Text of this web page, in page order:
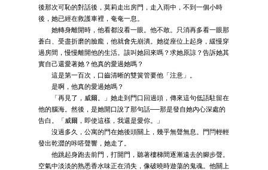
後那次可恥的對話後，莫莉走出房門，走入雨中，不到一個小時
後，她已經在救護車裡，奄奄一息。
她轉身離開時，他看都沒看一眼。他不敢。只消再多看一眼那
蒼白、受盡折磨的臉龐，他就會先崩潰。她從座位上起身，緩慢穿
過房間，慢慢離開他的生活。該叫她回來嗎？求她原諒？告訴她其
實自己還愛著她？他真的愛過她嗎？
這是第一百次，口齒清晰的雙簧管要他「注意」。
是啊，他真的愛過她嗎？
「再見了，威爾。」她走到門口回過頭，傳來這句低語駐留在
他的腦海。然後，是她開口說了那句話──那是發自她內心深處的
告白。「威爾，即使這樣，我還是愛你。」
沒過多久，公寓的門在她後頭關上，幾乎無聲無息。門閂輕輕
發出乾澀的咔嗒聲響，她走了。
他跳起身跑去前門，打開門，聽著樓梯間逐漸遠去的腳步聲。
空氣中淡淡的熟悉香水味正在消失，像破曉時遊蕩的鬼魂。他關上